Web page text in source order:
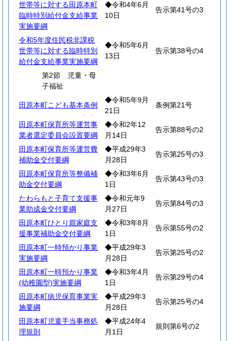
世帯等に対する田原本町
臨時特別給付金支給事業
実施要綱
◆令和4年6月
10日
告示第41号の3
令和5年度住民税非課税
世帯等に対する臨時特別
給付金支給事業実施要綱
◆令和5年6月
13日
告示第38号の4
第2節 児童・母
子福祉
田原本町こども基本条例
◆令和5年9月
21日
条例第21号
田原本町保育所等運営事
業者選定委員会設置要綱
◆令和2年12
月14日
告示第88号の2
田原本町保育所等運営費
補助金交付要綱
◆平成29年3
月28日
告示第25号の3
田原本町保育所等整備補
助金交付要綱
◆令和3年6月
1日
告示第43号の3
たわらもと子育て支援事
業助成金交付要綱
◆令和元年9
月27日
告示第84号の3
田原本町ひとり親家庭支
援事業補助金交付要綱
◆令和3年8月
1日
告示第55号の2
田原本町一時預かり事業
実施要綱
◆平成29年3
月28日
告示第25号の2
田原本町一時預かり事業
(幼稚園型)実施要綱
◆令和3年4月
1日
告示第29号の4
田原本町病児保育事業実
施要綱
◆平成29年3
月28日
告示第25号の4
田原本町児童手当事務処
理規則
◆平成24年4
月1日
規則第6号の2